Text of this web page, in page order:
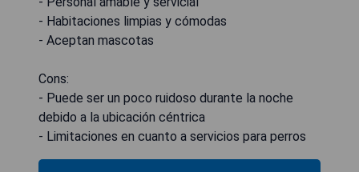
- Habitaciones limpias y cómodas
- Aceptan mascotas
Cons:
- Puede ser un poco ruidoso durante la noche
debido a la ubicación céntrica
- Limitaciones en cuanto a servicios para perros